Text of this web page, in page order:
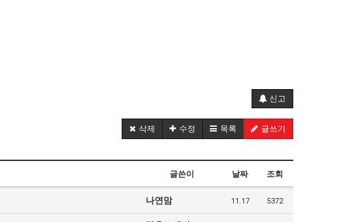
신고
삭제 수정 목록 글쓰기
글쓴이 날짜 조회
나연맘 11.17 5372